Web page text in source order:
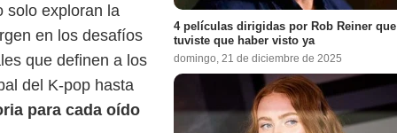
solo exploran la
en los desafíos
que definen a los
del K-pop hasta
para cada oído
4 películas dirigidas por Rob Reiner
tuviste que haber visto ya
domingo, 21 de diciembre de 2025